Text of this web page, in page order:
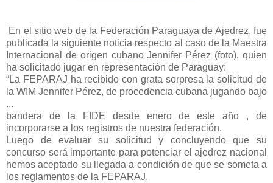
En el sitio web de la Federación Paraguaya de Ajedrez, fue
publicada la siguiente noticia respecto al caso de la Maestra
Internacional de origen cubano Jennifer Pérez (foto), quien
ha solicitado jugar en representación de Paraguay:
“La FEPARAJ ha recibido con grata sorpresa la solicitud de
la WIM Jennifer Pérez, de procedencia cubana jugando bajo
...
bandera de la FIDE desde enero de este año , de
incorporarse a los registros de nuestra federación.
Luego de evaluar su solicitud y concluyendo que su
concurso será importante para potenciar el ajedrez nacional
hemos aceptado su llegada a condición de que se someta a
los reglamentos de la FEPARAJ.